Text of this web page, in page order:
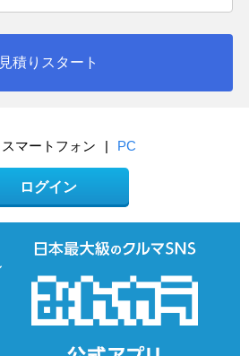
見積りスタート
スマートフォン | PC
ログイン